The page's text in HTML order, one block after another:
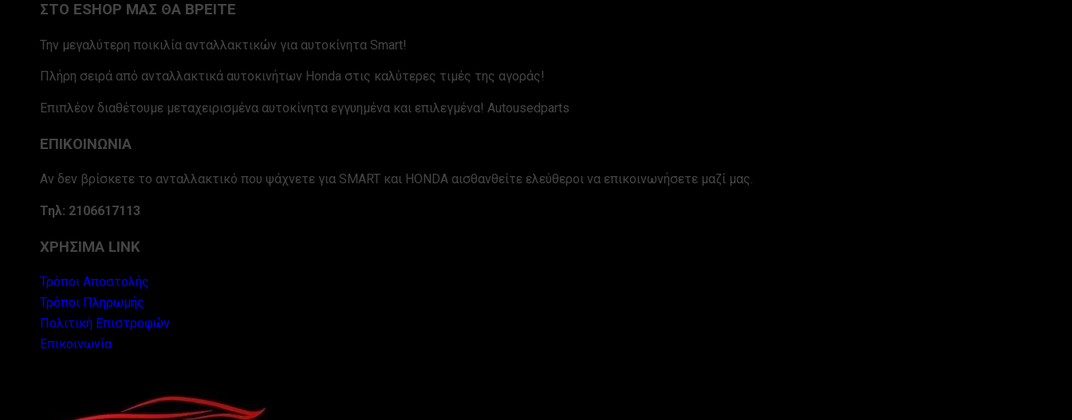
ΣΤΟ ESHOP ΜΑΣ ΘΑ ΒΡΕΙΤΕ
Την μεγαλύτερη ποικιλία ανταλλακτικών για αυτοκίνητα Smart!
Πλήρη σειρά από ανταλλακτικά αυτοκινήτων Honda στις καλύτερες τιμές της αγοράς!
Επιπλέον διαθέτουμε μεταχειρισμένα αυτοκίνητα εγγυημένα και επιλεγμένα! Autousedparts
ΕΠΙΚΟΙΝΩΝΙΑ
Αν δεν βρίσκετε το ανταλλακτικό που ψάχνετε για SMART και HONDA αισθανθείτε ελεύθεροι να επικοινωνήσετε μαζί μας.
Τηλ: 2106617113
ΧΡΗΣΙΜΑ LINK
Τρόποι Αποστολής
Τρόποι Πληρωμής
Πολιτική Επιστροφών
Επικοινωνία